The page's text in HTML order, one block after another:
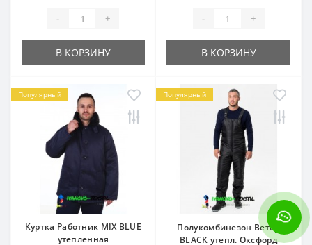
- +
В КОРЗИНУ
- +
В КОРЗИНУ
Популярный
Куртка Работник MIX BLUE
утепленная
Популярный
Полукомбинезон Ветер
BLACK утепл. Оксфорд